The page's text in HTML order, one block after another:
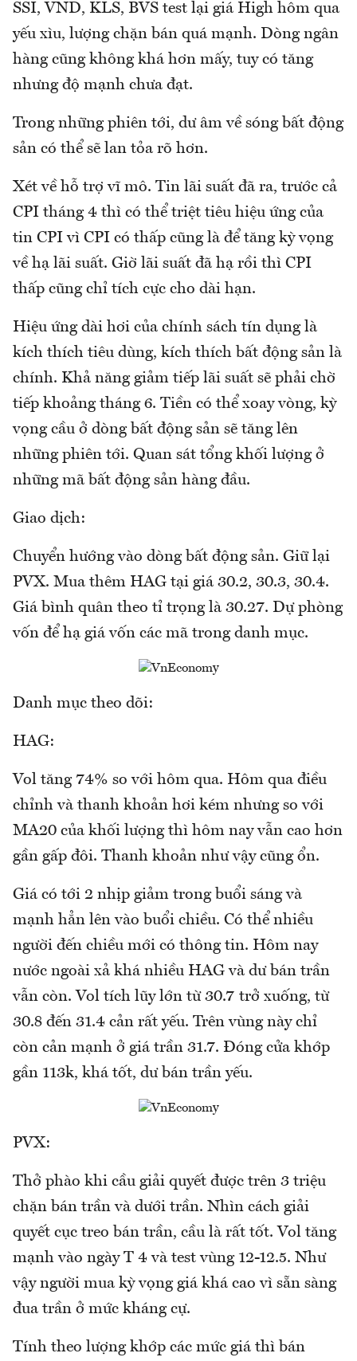
SSI, VND, KLS, BVS test lại giá High hôm qua
yếu xìu, lượng chặn bán quá mạnh. Dòng ngân
hàng cũng không khá hơn mấy, tuy có tăng
nhưng độ mạnh chưa đạt.
Trong những phiên tới, dư âm về sóng bất động
sản có thể sẽ lan tỏa rõ hơn.
Xét về hỗ trợ vĩ mô. Tin lãi suất đã ra, trước cả
CPI tháng 4 thì có thể triệt tiêu hiệu ứng của
tin CPI vì CPI có thấp cũng là để tăng kỳ vọng
về hạ lãi suất. Giờ lãi suất đã hạ rồi thì CPI
thấp cũng chỉ tích cực cho dài hạn.
Hiệu ứng dài hơi của chính sách tín dụng là
kích thích tiêu dùng, kích thích bất động sản là
chính. Khả năng giảm tiếp lãi suất sẽ phải chờ
tiếp khoảng tháng 6. Tiền có thể xoay vòng, kỳ
vọng cầu ở dòng bất động sản sẽ tăng lên
những phiên tới. Quan sát tổng khối lượng ở
những mã bất động sản hàng đầu.
Giao dịch:
Chuyển hướng vào dòng bất động sản. Giữ lại
PVX. Mua thêm HAG tại giá 30.2, 30.3, 30.4.
Giá bình quân theo tỉ trọng là 30.27. Dự phòng
vốn để hạ giá vốn các mã trong danh mục.
Danh mục theo dõi:
HAG:
Vol tăng 74% so với hôm qua. Hôm qua điều
chỉnh và thanh khoản hơi kém nhưng so với
MA20 của khối lượng thì hôm nay vẫn cao hơn
gần gấp đôi. Thanh khoản như vậy cũng ổn.
Giá có tới 2 nhịp giảm trong buổi sáng và
mạnh hẳn lên vào buổi chiều. Có thể nhiều
người đến chiều mới có thông tin. Hôm nay
nước ngoài xả khá nhiều HAG và dư bán trần
vẫn còn. Vol tích lũy lớn từ 30.7 trở xuống, từ
30.8 đến 31.4 cản rất yếu. Trên vùng này chỉ
còn cản mạnh ở giá trần 31.7. Đóng cửa khớp
gần 113k, khá tốt, dư bán trần yếu.
PVX:
Thở phào khi cầu giải quyết được trên 3 triệu
chặn bán trần và dưới trần. Nhìn cách giải
quyết cục treo bán trần, cầu là rất tốt. Vol tăng
mạnh vào ngày T 4 và test vùng 12-12.5. Như
vậy người mua kỳ vọng giá khá cao vì sẵn sàng
đua trần ở mức kháng cự.
Tính theo lượng khớp các mức giá thì bán